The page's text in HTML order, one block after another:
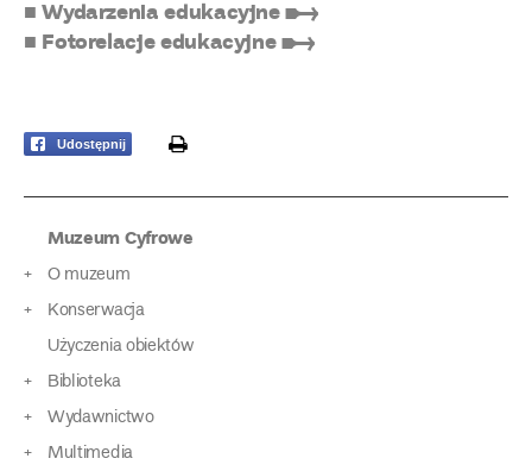
■ Wydarzenia edukacyjne ➸
■ Fotorelacje edukacyjne ➸
Udostępnij print
Muzeum Cyfrowe
O muzeum
Konserwacja
Użyczenia obiektów
Biblioteka
Wydawnictwo
Multimedia